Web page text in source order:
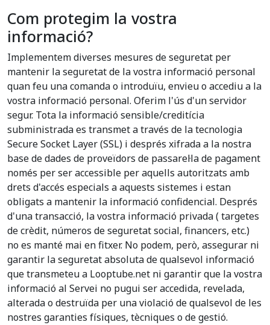
Com protegim la vostra
informació?
Implementem diverses mesures de seguretat per
mantenir la seguretat de la vostra informació personal
quan feu una comanda o introduïu, envieu o accediu a la
vostra informació personal. Oferim l'ús d'un servidor
segur. Tota la informació sensible/creditícia
subministrada es transmet a través de la tecnologia
Secure Socket Layer (SSL) i després xifrada a la nostra
base de dades de proveïdors de passarel·la de pagament
només per ser accessible per aquells autoritzats amb
drets d'accés especials a aquests sistemes i estan
obligats a mantenir la informació confidencial. Després
d'una transacció, la vostra informació privada ( targetes
de crèdit, números de seguretat social, financers, etc.)
no es manté mai en fitxer. No podem, però, assegurar ni
garantir la seguretat absoluta de qualsevol informació
que transmeteu a Looptube.net ni garantir que la vostra
informació al Servei no pugui ser accedida, revelada,
alterada o destruïda per una violació de qualsevol de les
nostres garanties físiques, tècniques o de gestió.